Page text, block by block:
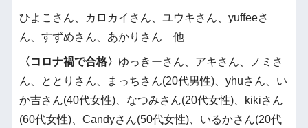
ひよこさん、カロカイさん、ユウキさん、yuffeeさ
ん、すずめさん、あかりさん 他
〈コロナ禍で合格〉 ゆっきーさん、アキさん、ノミさ
ん、ととりさん、まっちさん(20代男性)、yhuさん、い
か吉さん(40代女性)、なつみさん(20代女性)、kikiさん
(60代女性)、Candyさん(50代女性)、いるかさん(20代